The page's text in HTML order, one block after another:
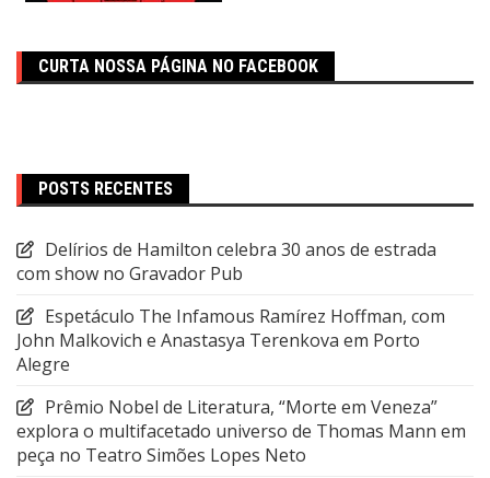
CURTA NOSSA PÁGINA NO FACEBOOK
POSTS RECENTES
Delírios de Hamilton celebra 30 anos de estrada
com show no Gravador Pub
Espetáculo The Infamous Ramírez Hoffman, com
John Malkovich e Anastasya Terenkova em Porto
Alegre
Prêmio Nobel de Literatura, “Morte em Veneza”
explora o multifacetado universo de Thomas Mann em
peça no Teatro Simões Lopes Neto